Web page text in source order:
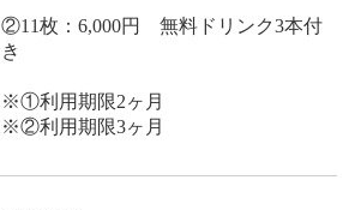
②11枚：6,000円 無料ドリンク3本付
き
※①利用期限2ヶ月
※②利用期限3ヶ月